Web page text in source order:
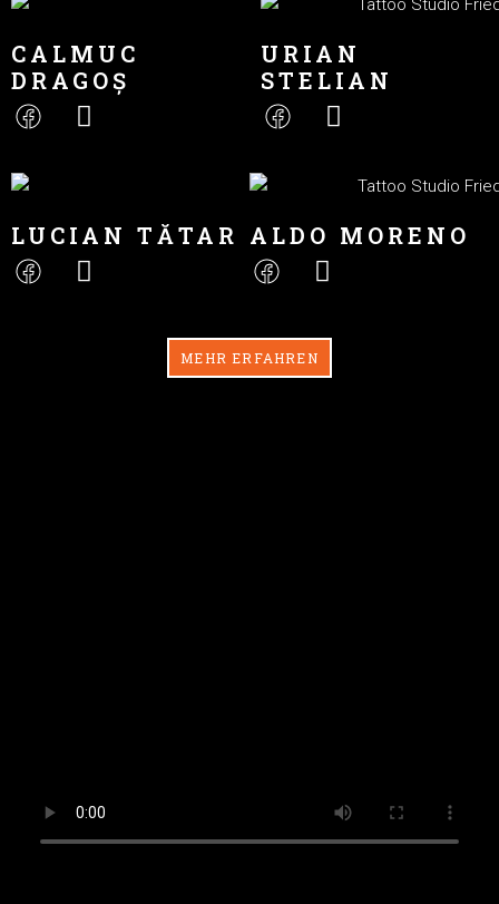
CALMUC
DRAGOȘ
URIAN
STELIAN
LUCIAN TĂTAR ALDO MORENO
MEHR ERFAHREN